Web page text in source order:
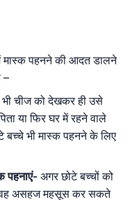
मास्क पहनने की आदत डालने
–
भी चीज को देखकर ही उसे
या फिर घर में रहने वाले
भी मास्क पहनने के लिए
पहनाएं- अगर छोटे बच्चों को
वह असहज महसूस कर सकते